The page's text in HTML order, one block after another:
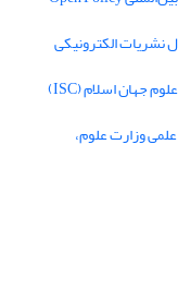
نشریات الکترونیکی
وزارت علوم،